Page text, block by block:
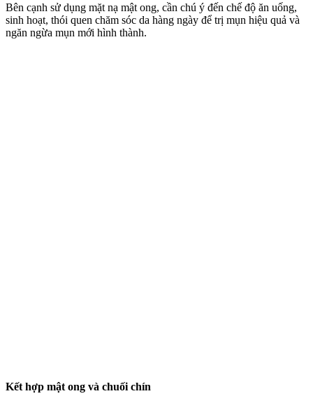
Bên cạnh sử dụng mặt nạ mật ong, cần chú ý đến chế độ ăn uống,
sinh hoạt, thói quen chăm sóc da hàng ngày để trị mụn hiệu quả và
ngăn ngừa mụn mới hình thành.
Kết hợp mật ong và chuối chín